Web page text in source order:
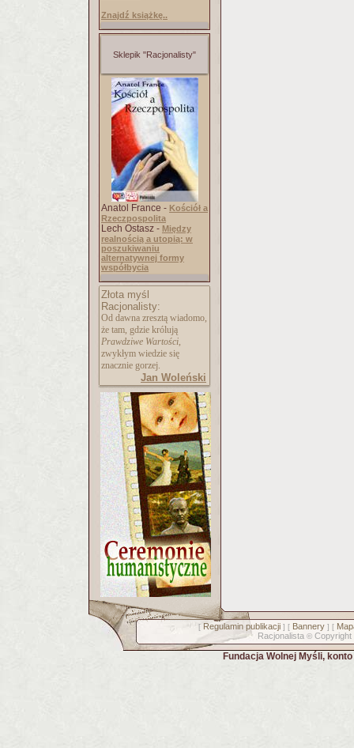
Znajdź książkę..
Sklepik "Racjonalisty"
Anatol France - Kościół a
Rzeczpospolita
Lech Ostasz - Między
realnością a utopią: w
poszukiwaniu
alternatywnej formy
współbycia
Złota myśl
Racjonalisty:
Od dawna zresztą wiadomo,
że tam, gdzie królują
Prawdziwe Wartości,
zwykłym wiedzie się
znacznie gorzej.
Jan Woleński
[ Regulamin publikacji] [ Bannery] [
Racjonalista © Copyright
Fundacja Wolnej Myśli,